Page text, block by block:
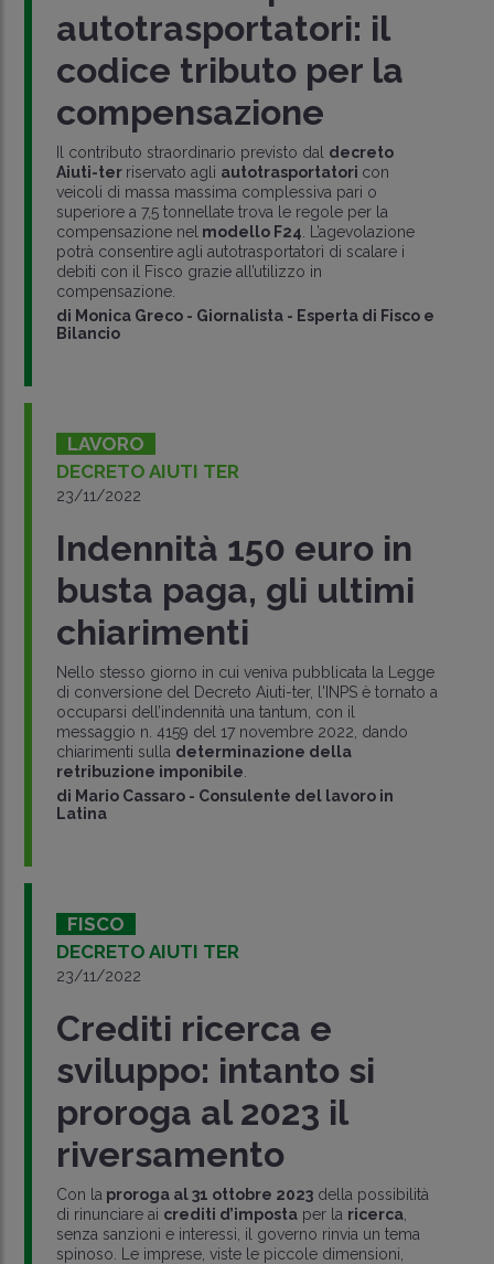
autotrasportatori: il
codice tributo per la
compensazione
Il contributo straordinario previsto dal decreto
Aiuti-ter riservato agli autotrasportatori con
veicoli di massa massima complessiva pari o
superiore a 7,5 tonnellate trova le regole per la
compensazione nel modello F24 . L’agevolazione
potrà consentire agli autotrasportatori di scalare i
debiti con il Fisco grazie all’utilizzo in
compensazione.
di Monica Greco - Giornalista - Esperta di Fisco e
Bilancio
LAVORO
DECRETO AIUTI TER
23/11/2022
Indennità 150 euro in
busta paga, gli ultimi
chiarimenti
Nello stesso giorno in cui veniva pubblicata la Legge
di conversione del Decreto Aiuti-ter, l'INPS è tornato a
occuparsi dell’indennità una tantum, con il
messaggio n. 4159 del 17 novembre 2022, dando
chiarimenti sulla determinazione della
retribuzione imponibile
di Mario Cassaro - Consulente del lavoro in
Latina
FISCO
DECRETO AIUTI TER
23/11/2022
Crediti ricerca e
sviluppo: intanto si
proroga al 2023 il
riversamento
Con la proroga al 31 ottobre 2023della possibilità
di rinunciare ai crediti d’impostaper la ricerca,
senza sanzioni e interessi, il governo rinvia un tema
spinoso. Le imprese, viste le piccole dimensioni,